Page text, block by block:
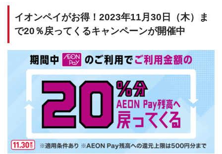
イオンペイがお得！2023年11月30日（木）ま
で20％戻ってくるキャンペーンが開催中